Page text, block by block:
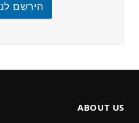
הירשם
ABOUT US